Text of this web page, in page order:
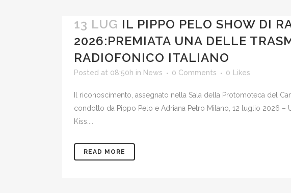
13 LUG IL PIPPO PELO SHOW DI
2026:PREMIATA UNA DELLE
RADIOFONICO ITALIANO
Posted at 08:50h in News 0 Comments 0 Likes
Il riconoscimento, assegnato nella Sala della Protomoteca del
condotto da Pippo Pelo e Adriana Petro Milano, 12 luglio 2026
Kiss....
READ MORE